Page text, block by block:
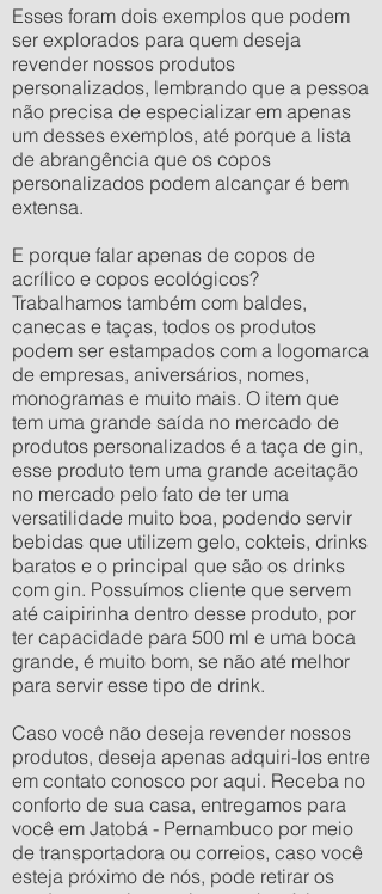
Esses foram dois exemplos que podem
ser explorados para quem deseja
revender nossos produtos
personalizados, lembrando que a pessoa
não precisa de especializar em apenas
um desses exemplos, até porque a lista
de abrangência que os copos
personalizados podem alcançar é bem
extensa.
E porque falar apenas de copos de
acrílico e copos ecológicos?
Trabalhamos também com baldes,
canecas e taças, todos os produtos
podem ser estampados com a logomarca
de empresas, aniversários, nomes,
monogramas e muito mais. O item que
tem uma grande saída no mercado de
produtos personalizados é a taça de gin,
esse produto tem uma grande aceitação
no mercado pelo fato de ter uma
versatilidade muito boa, podendo servir
bebidas que utilizem gelo, cokteis, drinks
baratos e o principal que são os drinks
com gin. Possuímos cliente que servem
até caipirinha dentro desse produto, por
ter capacidade para 500 ml e uma boca
grande, é muito bom, se não até melhor
para servir esse tipo de drink.
Caso você não deseja revender nossos
produtos, deseja apenas adquiri-los entre
em contato conosco por aqui. Receba no
conforto de sua casa, entregamos para
você em Jatobá - Pernambuco por meio
de transportadora ou correios, caso você
esteja próximo de nós, pode retirar os